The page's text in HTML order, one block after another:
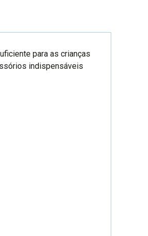
para as crianças
indispensáveis